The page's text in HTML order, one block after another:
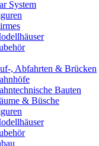
System
, Abfahrten & Brücken
Bauten
& Büsche